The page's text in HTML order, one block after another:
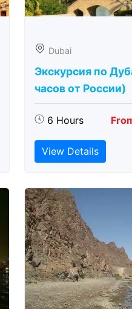
Dubai
Экскурсия по
часов от России)
6 Hours
View Details